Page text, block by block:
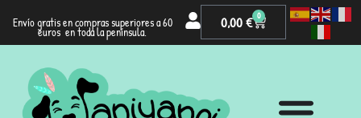
Envío gratis en compras superiores a 60
euros en toda la península.
0,00€ 0